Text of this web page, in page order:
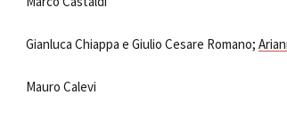
Gianluca Chiappa e Giulio Cesare Romano;
Mauro Calevi